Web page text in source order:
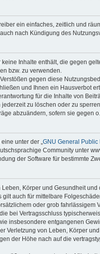
ein einfaches, zeitlich und
nach Kündigung des
Inhalte enthält, die gegen
bzw. zu verwenden.
gegen diese
und Ihnen ein Hausverbot
für die Inhalte von
zu löschen oder zu sperren.
abzuändern, sofern sie gegen
unter der „GNU General Public
Community unter
der Software für bestimmte
Körper und Gesundheit
auch für mittelbare
oder grob
bei Vertragsschluss
insbesondere entgangenen
Verletzung von Leben, Körper
der Höhe nach auf die